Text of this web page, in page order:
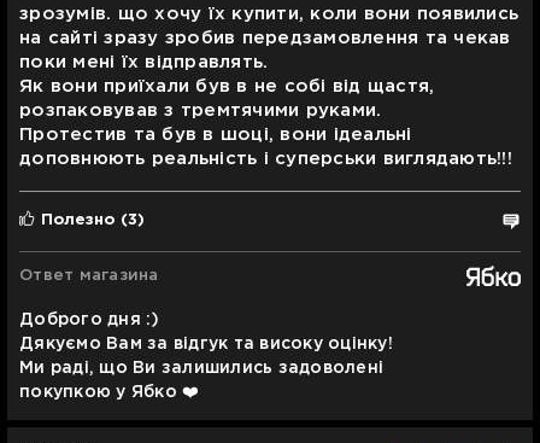
зрозумів. що хочу їх купити, коли вони появились
на сайті зразу зробив передзамовлення та чекав
поки мені їх відправлять.
Як вони приїхали був в не собі від щастя,
розпаковував з тремтячими руками.
Протестив та був в шоці, вони ідеальні
доповнюють реальність і суперськи виглядають!!!
Полезно (3)
Ответ магазина
Доброго дня :)
Дякуємо Вам за відгук та високу оцінку!
Ми раді, що Ви залишились задоволені
покупкою у Ябко ❤️